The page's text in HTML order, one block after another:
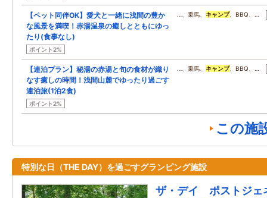
【ペット同伴OK】愛犬と一緒に浅間の豊か
な風景を満喫！赤湯温泉の癒しとともにゆっ
たり(食事なし)
ポイント2%
…、乗馬、 キャンプ、BBQ、…
【連泊プラン】秘湯の赤湯と旬の食材が織り
なす癒しの時間！浅間山麓でゆったり過ごす
連泊旅(1泊2食)
ポイント2%
…、乗馬、 キャンプ、BBQ、…
この施
特別な日（THE DAY）を過ごすグランピング施設
ザ・デイ ポストジ